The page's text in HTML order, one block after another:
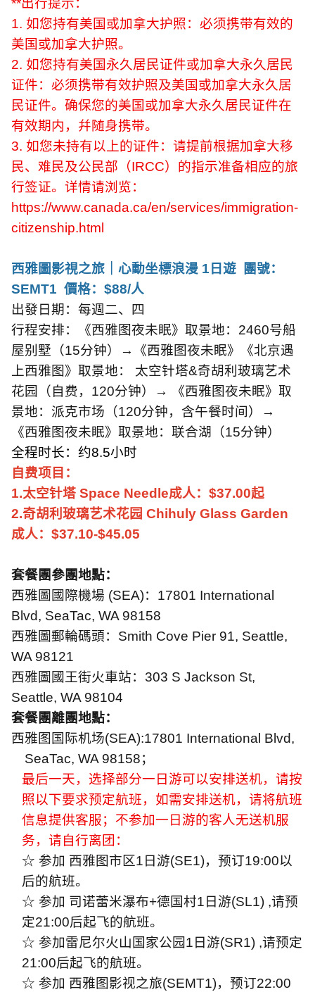
**出行提示：
1. 如您持有美国或加拿大护照：必须携带有效的
美国或加拿大护照。
2. 如您持有美国永久居民证件或加拿大永久居民
证件：必须携带有效护照及美国或加拿大永久居
民证件。确保您的美国或加拿大永久居民证件在
有效期内，幷随身携带。
3. 如您未持有以上的证件：请提前根据加拿大移
民、难民及公民部（IRCC）的指示准备相应的旅
行签证。详情请浏览：
https://www.canada.ca/en/services/immigration-
citizenship.html
西雅圖影視之旅｜心動坐標浪漫 1 日遊
團號：
SEMT1 價格： $88/人
出發日期：每週二、四
行程安排：《西雅图夜未眠》取景地： 2460号船
屋别墅（15分钟）→《西雅图夜未眠》《北京遇
上西雅图》取景地： 太空针塔&奇胡利玻璃艺术
花园（自费， 120分钟）→ 《西雅图夜未眠》取
景地：派克市场（120分钟，含午餐时间）→
《西雅图夜未眠》取景地：联合湖（15分钟）
全程时长：约8.5小时
自费项目：
1.太空针塔 Space Needle成人： $37.00起
2.奇胡利玻璃艺术花园 Chihuly Glass Garden
成人： $37.10-$45.05
套餐團參團地點：
西雅圖國際機場 (SEA)： 17801 International
Blvd, SeaTac, WA 98158
西雅圖郵輪碼頭： Smith Cove Pier 91, Seattle,
WA 98121
西雅圖國王街火車站： 303 S Jackson St,
Seattle, WA 98104
套餐團離團地點：
西雅图国际机场(SEA):17801 International Blvd,
SeaTac, WA 98158；
最后一天，选择部分一日游可以安排送机，请按
照以下要求预定航班，如需安排送机，请将航班
信息提供客服；不参加一日游的客人无送机服
务，请自行离团：
☆ 参加 西雅图市区1 日游(SE1)，预订19:00以
后的航班。
☆ 参加 司诺蕾米瀑布+德国村1 日游(SL1) ,请预
定21:00后起飞的航班。
☆ 参加雷尼尔火山国家公园1 日游(SR1) ,请预定
21:00后起飞的航班。
☆ 参加 西雅图影视之旅(SEMT1)，预订22:00